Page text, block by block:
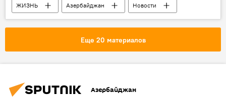
ЖИЗНЬ Азербайджан
Новости
Кабинет министров АР
Прием
Детские сады
ясли
Еще 20 материалов
Азербайджан